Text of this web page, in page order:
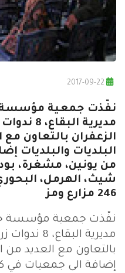
نفّذت جمعية مؤسسة
مديرية
الزعفران بالتعاون مع
البلديات والبلديات
من يونين، مشغرة،
شيث، الهرمل،
246 مزارع ومز
نفّذت جمعية مؤسسة
مديرية
بالتعاون مع العديد من
إضافة الى جمعيات في